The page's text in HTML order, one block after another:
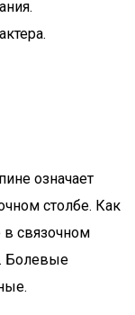
означает
столбе. Как
в связочном
Болевые